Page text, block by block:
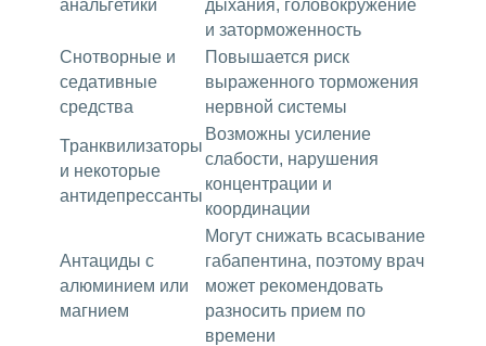
анальгетики
дыхания, головокружение
и заторможенность
Снотворные и
седативные
средства
Повышается риск
выраженного торможения
нервной системы
Транквилизаторы
и некоторые
антидепрессанты
Возможны усиление
слабости, нарушения
концентрации и
координации
Антациды с
алюминием или
магнием
Могут снижать всасывание
габапентина, поэтому врач
может рекомендовать
разносить прием по
времени